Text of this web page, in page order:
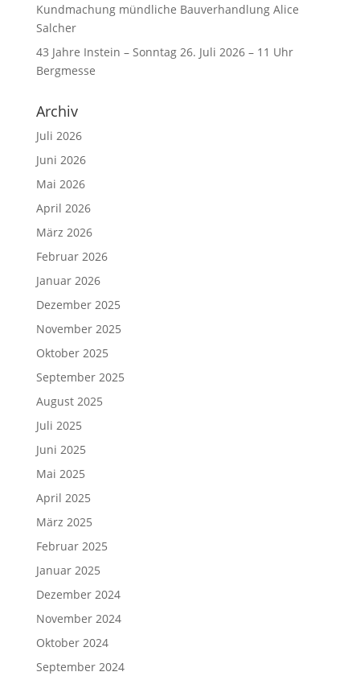
Kundmachung mündliche Bauverhandlung Alice
Salcher
43 Jahre Instein – Sonntag 26. Juli 2026 – 11 Uhr
Bergmesse
Archiv
Juli 2026
Juni 2026
Mai 2026
April 2026
März 2026
Februar 2026
Januar 2026
Dezember 2025
November 2025
Oktober 2025
September 2025
August 2025
Juli 2025
Juni 2025
Mai 2025
April 2025
März 2025
Februar 2025
Januar 2025
Dezember 2024
November 2024
Oktober 2024
September 2024